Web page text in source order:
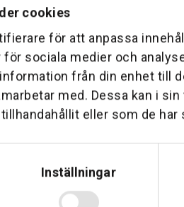
cookies
för att anpassa
sociala medier och
från din enhet till
med. Dessa kan i
eller som de
Inställningar
som gör det enkelt att hålla
krävande uppgifter.